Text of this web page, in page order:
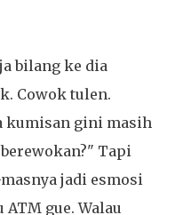
bilang ke dia
Cowok tulen.
kumisan gini masih
Tapi
jadi esmosi
gue. Walau